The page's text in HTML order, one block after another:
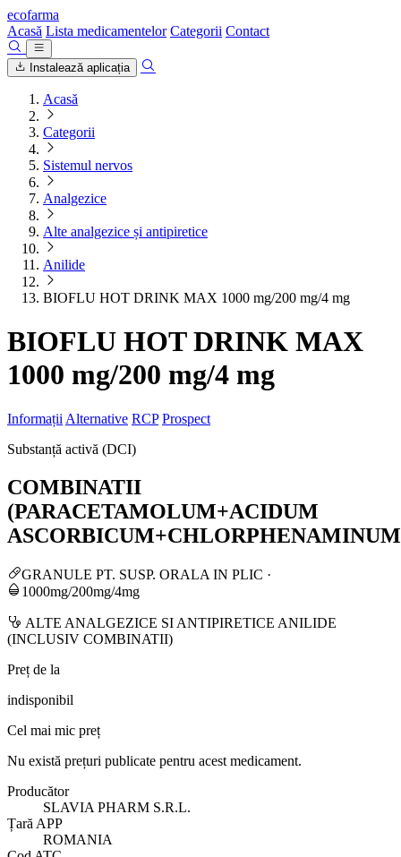
ecofarma
Acasă Lista medicamentelor Categorii Contact
Instalează aplicația
Acasă
Categorii
Sistemul nervos
Analgezice
Alte analgezice și antipiretice
Anilide
BIOFLU HOT DRINK MAX 1000 mg/200 mg/4 mg
BIOFLU HOT DRINK MAX
1000 mg/200 mg/4 mg
Informații Alternative RCP Prospect
Substanță activă (DCI)
COMBINATII
(PARACETAMOLUM+ACIDUM
GRANULE PT. SUSP. ORALA IN PLIC ·
1000mg/200mg/4mg
ALTE ANALGEZICE SI ANTIPIRETICE ANILIDE
(INCLUSIV COMBINATII)
Preț de la
indisponibil
Cel mai mic preț
Nu există prețuri publicate pentru acest medicament.
Producător
SLAVIA PHARM S.R.L.
Țară APP
ROMANIA